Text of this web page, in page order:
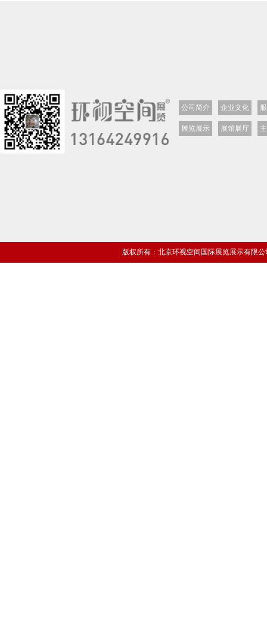
公司简介 企业文化
展览展示 展馆展厅
版权所有：北京环视空间国际展览展示有限